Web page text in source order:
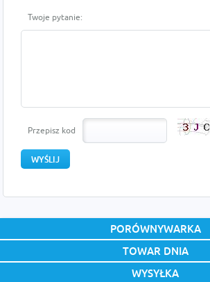
Twoje pytanie:
Przepisz kod
PORÓWNYWARKA
TOWAR DNIA
WYSYŁKA